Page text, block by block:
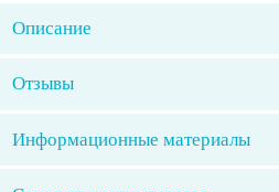
Описание
Отзывы
Информационные материалы